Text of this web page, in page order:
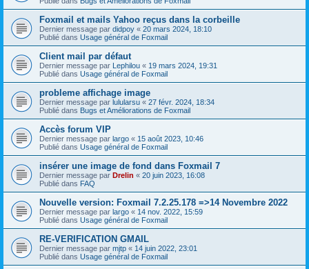
Foxmail et mails Yahoo reçus dans la corbeille
Dernier message par didpoy « 20 mars 2024, 18:10
Publié dans Usage général de Foxmail
Client mail par défaut
Dernier message par Lephilou « 19 mars 2024, 19:31
Publié dans Usage général de Foxmail
probleme affichage image
Dernier message par lulularsu « 27 févr. 2024, 18:34
Publié dans Bugs et Améliorations de Foxmail
Accès forum VIP
Dernier message par largo « 15 août 2023, 10:46
Publié dans Usage général de Foxmail
insérer une image de fond dans Foxmail 7
Dernier message par Drelin « 20 juin 2023, 16:08
Publié dans FAQ
Nouvelle version: Foxmail 7.2.25.178 =>14 Novembre 2022
Dernier message par largo « 14 nov. 2022, 15:59
Publié dans Usage général de Foxmail
RE-VERIFICATION GMAIL
Dernier message par mjtp « 14 juin 2022, 23:01
Publié dans Usage général de Foxmail